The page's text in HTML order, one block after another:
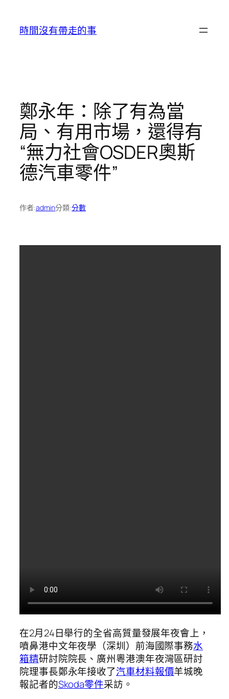
時間沒有帶走的事
鄭永年：除了有為當
局、有用市場，還得有
“無力社會OSDER奧斯
德汽車零件”
作者:admin分類:分數
在2月24日舉行的全省高質量發展年夜會上，
噴鼻港中文年夜學（深圳）前海國際事務水
箱精研討院院長、廣州粵港澳年夜灣區研討
院理事長鄭永年接收了汽車材料報價羊城晚
報記者的Skoda零件采訪。